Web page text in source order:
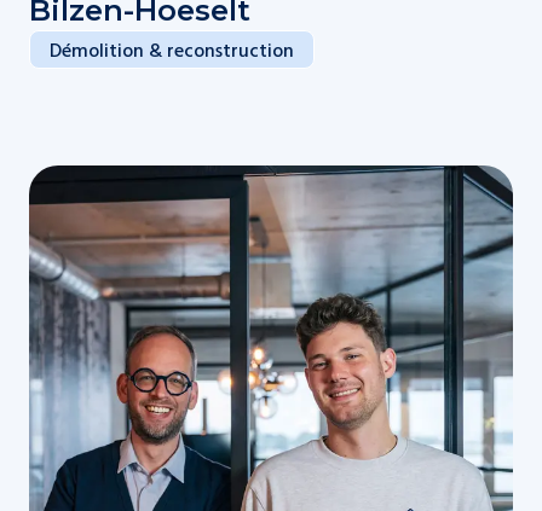
Bilzen-Hoeselt
Démolition & reconstruction